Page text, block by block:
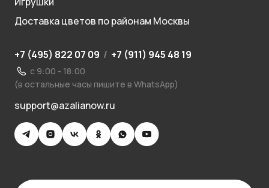
Доставка цветов по районам Москвы
+7 (495) 822 07 09 / +7 (911) 945 48 19
с 9:00 - 18:00
(в остальные часы пишите в WhatsApp)
support@azalianow.ru